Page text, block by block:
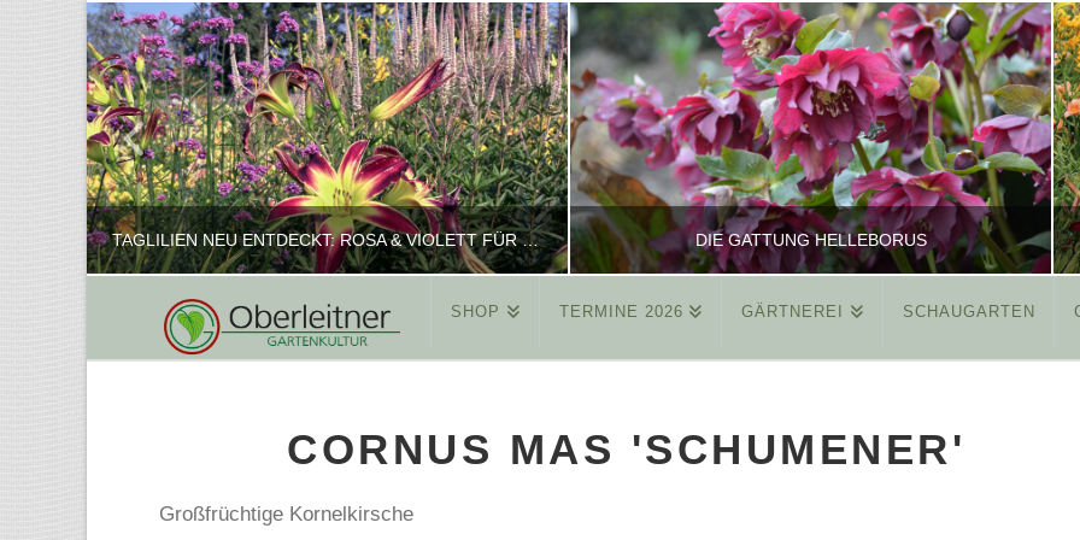
TAGLILIEN NEU ENTDECKT: ROSA & VIOLETT FÜR ROMANTISCHE PFLANZKOMBINATIONEN
REINHARD
FEBRUAR 16, 2025
DIE GATTUNG HELLEBORUS
REINHARD
MÄRZ 26, 2015
SHOP TERMINE 2026 GÄRTNEREI SCHAUGARTEN
CORNUS MAS 'SCHUMENER'
Großfrüchtige Kornelkirsche